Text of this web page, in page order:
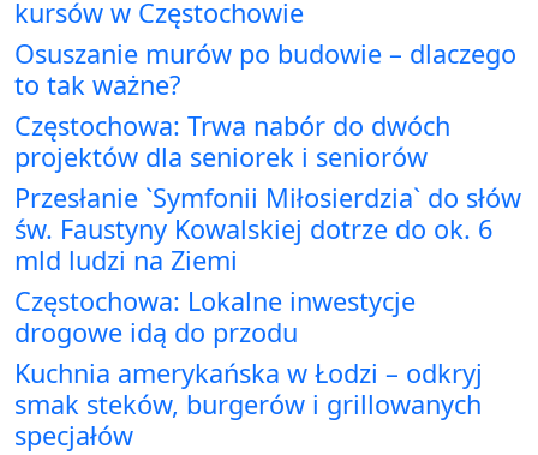
kursów w Częstochowie
Osuszanie murów po budowie – dlaczego
to tak ważne?
Częstochowa: Trwa nabór do dwóch
projektów dla seniorek i seniorów
Przesłanie `Symfonii Miłosierdzia` do słów
św. Faustyny Kowalskiej dotrze do ok. 6
mld ludzi na Ziemi
Częstochowa: Lokalne inwestycje
drogowe idą do przodu
Kuchnia amerykańska w Łodzi – odkryj
smak steków, burgerów i grillowanych
specjałów